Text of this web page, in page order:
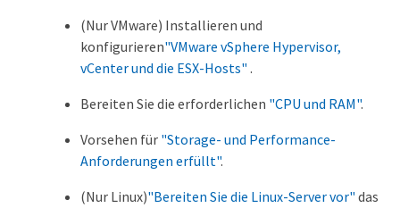
(Nur VMware) Installieren und
konfigurieren"VMware vSphere Hypervisor,
vCenter und die ESX-Hosts" .
Bereiten Sie die erforderlichen "CPU und RAM".
Vorsehen für "Storage- und Performance-
Anforderungen erfüllt".
(Nur Linux)"Bereiten Sie die Linux-Server vor" das